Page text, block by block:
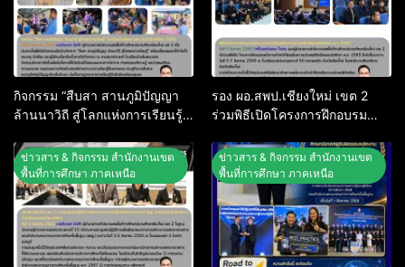
กิจกรรม “สืบสา สานภูมิปัญญา
ล้านนาวิถี สู่โลกแห่งการเรียนรู้”
ประจำปีการศึกษา 2569
รอง ผอ.สพป.เชียงใหม่ เขต 2
ร่วมพิธีเปิดโครงการฝึกอบรม
ประพฤตินักเรียนและนักศึกษา
พ.ศ. 2569
ข่าวสาร & กิจกรรม สำนักงานเขต
พื้นที่การศึกษา ภาคเหนือ
ข่าวสาร & กิจกรรม สำนักงานเขต
พื้นที่การศึกษา ภาคเหนือ